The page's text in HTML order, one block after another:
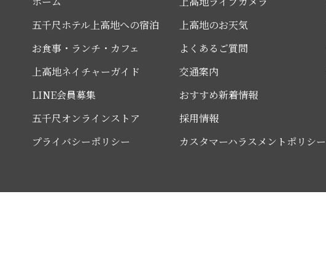
五千尺ホテル上高地への宿泊
上高地のお天気
お食事・ランチ・カフェ
よくあるご質問
上高地ネイチャーガイド
交通案内
LINE会員募集
おすすめ新着情報
五千尺オンラインストア
採用情報
プライバシーポリシー
カスタマーハラスメントポリシー